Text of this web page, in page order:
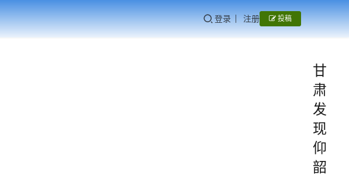
登录 注册 投稿
甘
肃
发
现
仰
韶